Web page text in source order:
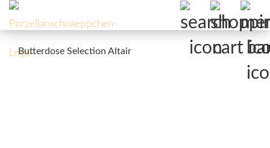
Butterdose Selection Altair